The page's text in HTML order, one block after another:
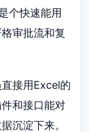
个快速能用
审批流和复
接用Excel的
和接口能对
沉淀下来。